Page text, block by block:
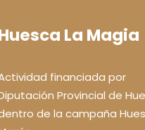
La Magia
financiada por
Provincial de
de la campaña